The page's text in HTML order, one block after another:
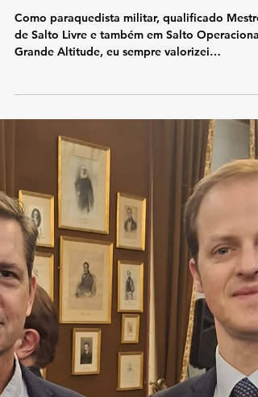
Liderança Estratégica
Liderança adaptativa no paraquedismo
1998
Como paraquedista militar, qualificado Mestre
de Salto Livre e também em Salto
Grande Altitude, eu sempre valorizei
profundamente as situações que revelam o
verdadeiro caráter da liderança.